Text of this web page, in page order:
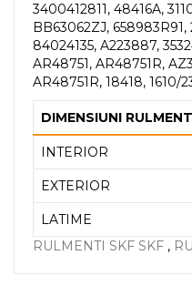
3400412811, 48416A,
BB63062ZJ, 658983R91,
84024135, A223887,
AR48751, AR48751R,
AR48751R, 18418, 1610/
DIMENSIUNI RULMENT
INTERIOR
EXTERIOR
LATIME
RULMENTI SKF SKF ,